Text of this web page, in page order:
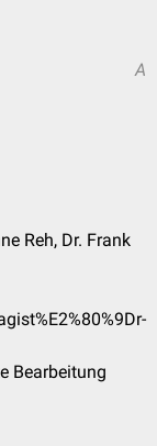
A
Reh, Dr. Frank
Bearbeitung